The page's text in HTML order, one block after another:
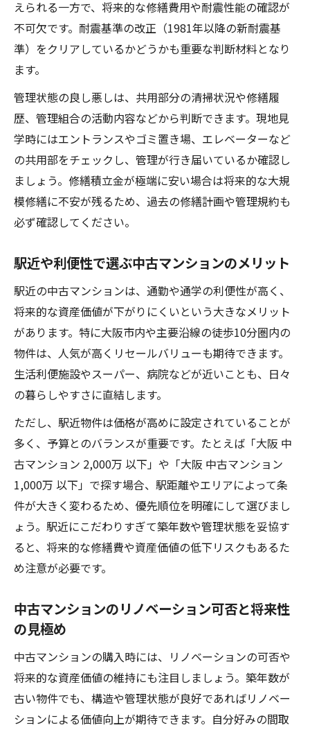
響
駅近中古マンションのメリットと注意点を
リスト
中古マンションの生活利便性と周辺施設の
重要性
中古マンションの在庫状況と賢い選択方法
中古マンション購入時の見極めポイント総まと
め
本項目
相場より割安な中古マンションの理由を見
抜く方法
おすすめ中古マンションを選ぶ最終チェッ
クポイント
リノベーション可能な中古マンションの選
び方
中古マンション購入で後悔しないための判
断基準
えられる一方で、将来的な修繕費用や耐震性能の確認が
不可欠です。耐震基準の改正（1981年以降の新耐震基
準）をクリアしているかどうかも重要な判断材料となり
ます。
管理状態の良し悪しは、共用部分の清掃状況や修繕履
歴、管理組合の活動内容などから判断できます。現地見
学時にはエントランスやゴミ置き場、エレベーターなど
の共用部をチェックし、管理が行き届いているか確認し
ましょう。修繕積立金が極端に安い場合は将来的な大規
模修繕に不安が残るため、過去の修繕計画や管理規約も
必ず確認してください。
駅近や利便性で選ぶ中古マンションのメリット
駅近の中古マンションは、通勤や通学の利便性が高く、
将来的な資産価値が下がりにくいという大きなメリット
があります。特に大阪市内や主要沿線の徒歩10分圏内の
物件は、人気が高くリセールバリューも期待できます。
生活利便施設やスーパー、病院などが近いことも、日々
の暮らしやすさに直結します。
ただし、駅近物件は価格が高めに設定されていることが
多く、予算とのバランスが重要です。たとえば「大阪 中
古マンション 2,000万 以下」や「大阪 中古マンション
1,000万 以下」で探す場合、駅距離やエリアによって条
件が大きく変わるため、優先順位を明確にして選びまし
ょう。駅近にこだわりすぎて築年数や管理状態を妥協す
ると、将来的な修繕費や資産価値の低下リスクもあるた
め注意が必要です。
中古マンションのリノベーション可否と将来性
の見極め
中古マンションの購入時には、リノベーションの可否や
将来的な資産価値の維持にも注目しましょう。築年数が
古い物件でも、構造や管理状態が良好であればリノベー
ションによる価値向上が期待できます。自分好みの間取